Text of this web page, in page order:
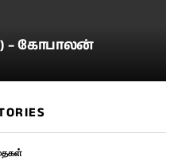
– கோபாலன்